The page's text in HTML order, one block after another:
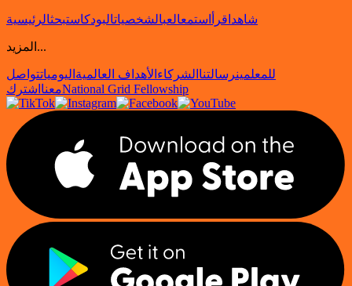
شاهد اقرأ استمعالعبالشخصياتالبودكاستبحثالرئيسية
المزيد...
للمعلمينرسالتنا الشركاء الأهداف العالمية اليومياتتواصل
معنا اشترك National Grid Fellowship